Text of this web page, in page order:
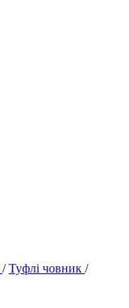
/ Туфлі човник /